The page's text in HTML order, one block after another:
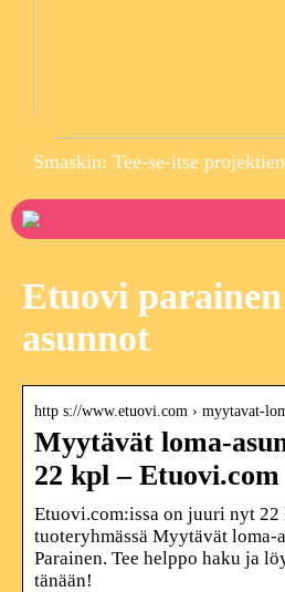
Smaskin: Tee-se-itse
Etuovi
asunnot
http s://www.etuovi.com › myytavat-
Myytävät loma-
22 kpl – Etuovi.com
Etuovi.com:issa on juuri nyt 22
tuoteryhmässä Myytävät loma-
Parainen. Tee helppo haku ja
tänään!